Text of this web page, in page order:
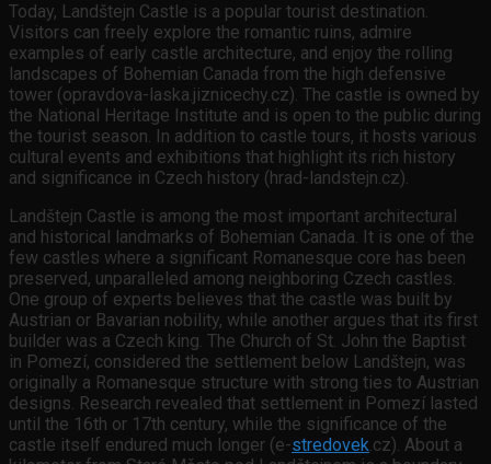
Today, Landštejn Castle is a popular tourist destination.
Visitors can freely explore the romantic ruins, admire
examples of early castle architecture, and enjoy the rolling
landscapes of Bohemian Canada from the high defensive
tower (opravdova-laska.jiznicechy.cz). The castle is owned by
the National Heritage Institute and is open to the public during
the tourist season. In addition to castle tours, it hosts various
cultural events and exhibitions that highlight its rich history
and significance in Czech history (hrad-landstejn.cz).
Landštejn Castle is among the most important architectural
and historical landmarks of Bohemian Canada. It is one of the
few castles where a significant Romanesque core has been
preserved, unparalleled among neighboring Czech castles.
One group of experts believes that the castle was built by
Austrian or Bavarian nobility, while another argues that its first
builder was a Czech king. The Church of St. John the Baptist
in Pomezí, considered the settlement below Landštejn, was
originally a Romanesque structure with strong ties to Austrian
designs. Research revealed that settlement in Pomezí lasted
until the 16th or 17th century, while the significance of the
castle itself endured much longer (e-stredovek.cz). About a